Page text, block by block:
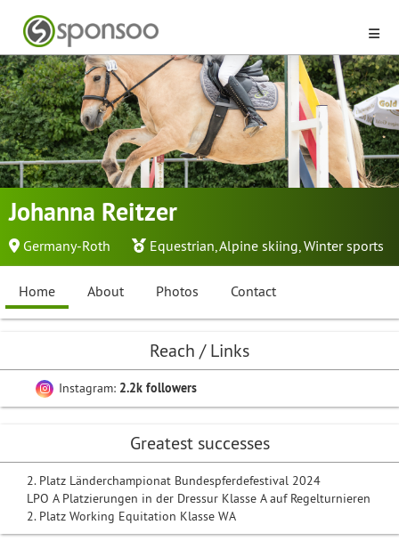
Johanna Reitzer
Germany-Roth Equestrian,Alpine skiing,Winter sports
Home About Photos Contact
Reach / Links
Instagram: 2.2k followers
Greatest successes
2. Platz Länderchampionat Bundespferdefestival 2024
LPO A Platzierungen in der Dressur Klasse A auf Regelturnieren
2. Platz Working Equitation Klasse WA